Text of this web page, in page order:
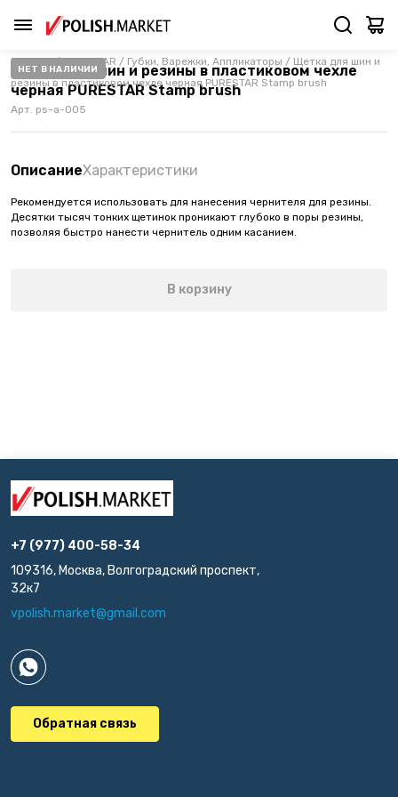
Каталог/PURESTAR / Губки, Варежки, Аппликаторы / Щетка для шин и
резины в пластиковом чехле черная PURESTAR Stamp brush
НЕТ В НАЛИЧИИ
Щетка для шин и резины в пластиковом чехле
черная PURESTAR Stamp brush
Арт. ps-a-005
ОписаниеХарактеристики
Рекомендуется использовать для нанесения чернителя для резины.
Десятки тысяч тонких щетинок проникают глубоко в поры резины,
позволяя быстро нанести чернитель одним касанием.
В корзину
+7 (977) 400-58-34
109316, Москва, Волгоградский проспект,
32к7
vpolish.market@gmail.com
Обратная связь